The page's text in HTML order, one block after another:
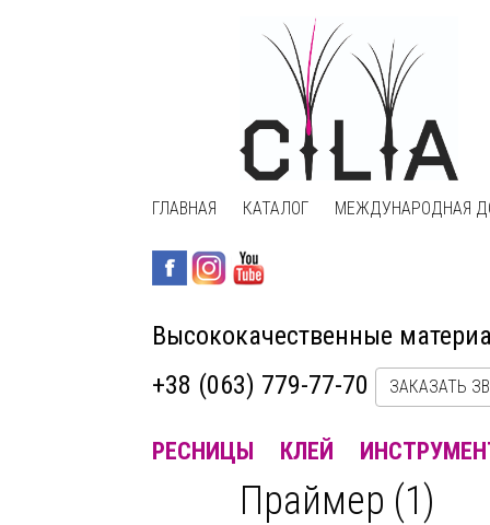
ГЛАВНАЯ КАТАЛОГ МЕЖДУНАРОДНАЯ
Высококачественные
+38 (063) 779-77-70
ЗАКАЗАТЬ
РЕСНИЦЫ КЛЕЙ
Праймер (1)